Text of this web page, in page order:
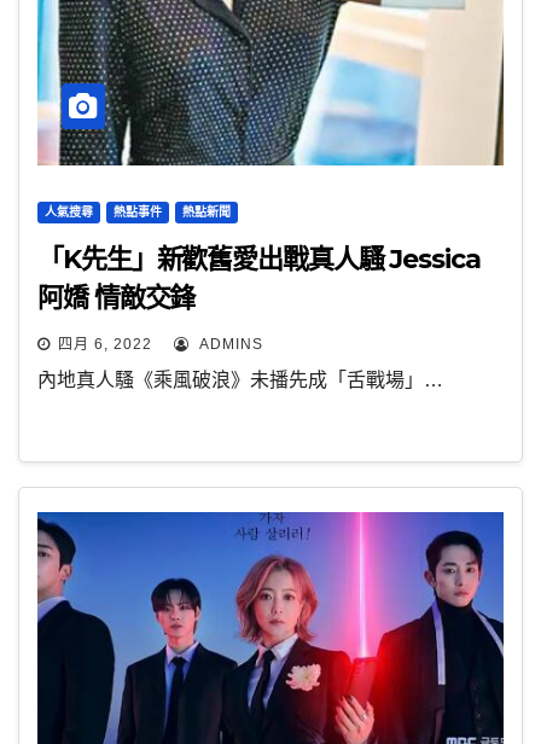
人氣搜尋 熱點事件 熱點新聞
「K先生」新歡舊愛出戰真人騷 Jessica
阿嬌 情敵交鋒
四月 6, 2022 ADMINS
內地真人騷《乘風破浪》未播先成「舌戰場」…